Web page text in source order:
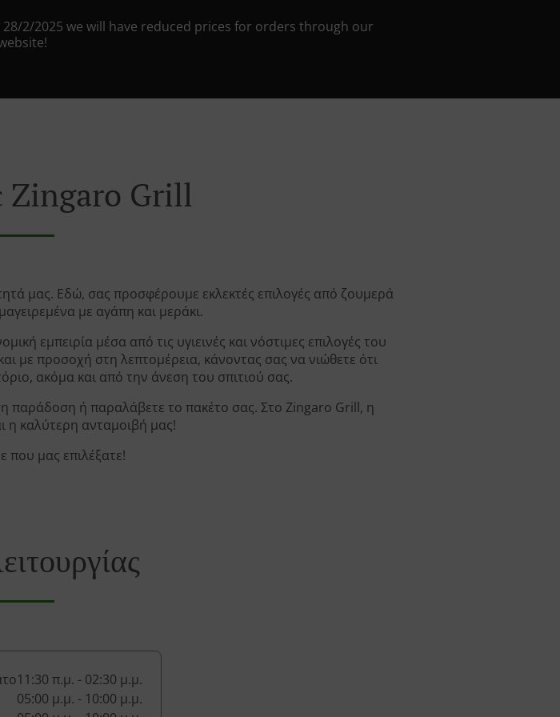
2/2025 we will have reduced prices for orders through our
Zingaro Grill
μας. Εδώ, σας προσφέρουμε εκλεκτές επιλογές από ζουμερά
με αγάπη και μεράκι.
εμπειρία μέσα από τις υγιεινές και νόστιμες επιλογές του
με προσοχή στη λεπτομέρεια, κάνοντας σας να νιώθετε ότι
ακόμα και από την άνεση του σπιτιού σας.
παράδοση ή παραλάβετε το πακέτο σας. Στο Zingaro Grill, η
η καλύτερη ανταμοιβή μας!
που μας επιλέξατε!
11:30 π.μ. - 02:30 μ.μ.
05:00 μ.μ. - 10:00 μ.μ.